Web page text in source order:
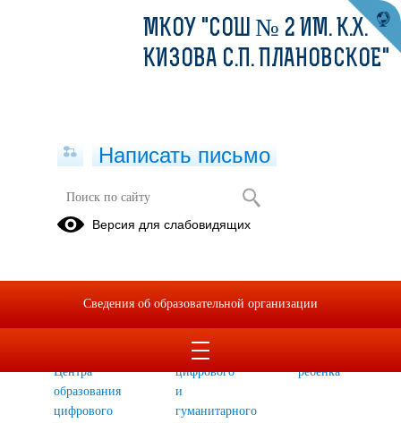
Образовательные программы
предметам,
реализуемых
Центра
образования
цифрового
Центра
образования
цифрового
и
гуманитарного
образования
"Успех
ребенка"
МКОУ "СОШ № 2 ИМ. К.Х.
КИЗОВА С.П. ПЛАНОВСКОЕ"
Написать письмо
Версия для слабовидящих
Сведения об образовательной организации